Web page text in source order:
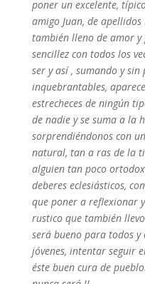
poner un excelente,
amigo Juan, de
también lleno de amor y
sencillez con todos los
ser y así , sumando y
inquebrantables,
estrecheces de ningún
de nadie y se suma a la
sorprendiéndonos con
natural, tan a ras de la
alguien tan poco
deberes eclesiásticos,
que poner a reflexionar
rustico que también
será bueno para todos
jóvenes, intentar seguir
éste buen cura de